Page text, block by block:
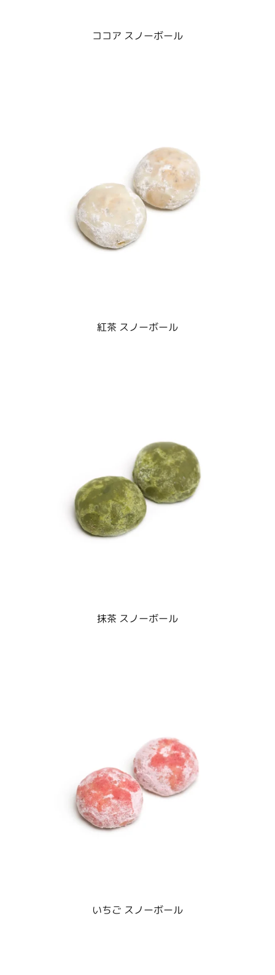
ココア スノーボール
紅茶 スノーボール
抹茶 スノーボール
いちご スノーボール